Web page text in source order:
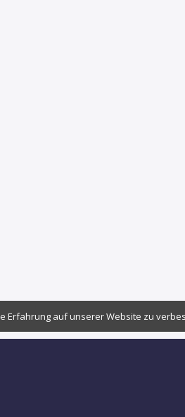
Erfahrung auf unserer Website zu